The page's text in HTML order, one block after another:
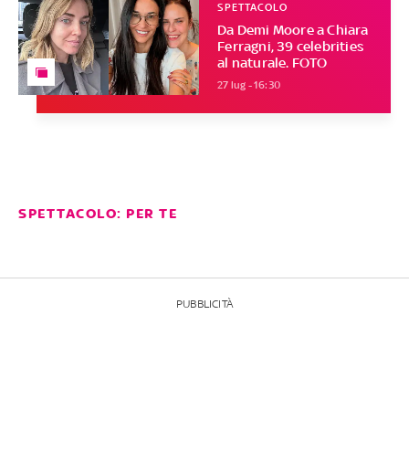
Da Demi Moore a Chiara
Ferragni, 39 celebrities
al naturale. FOTO
SPETTACOLO
27 lug - 16:30
SPETTACOLO: PER TE
PUBBLICITÀ